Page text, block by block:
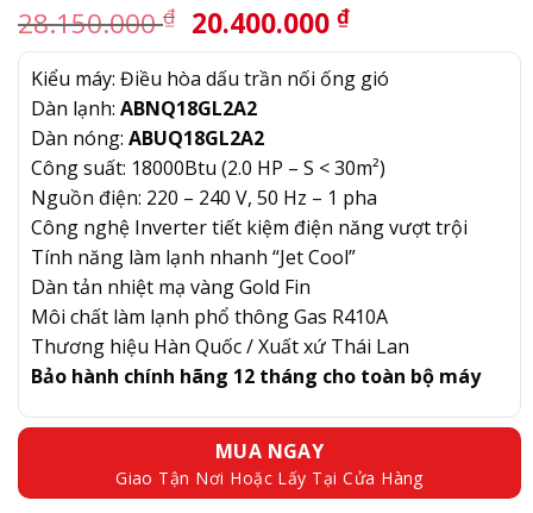
28.150.000₫ Giá
gốc
là:
28.150.000 ₫.
20.400.000 ₫Giá
hiện
tại
Kiểu máy: Điều hòa dấu trần nối ống gió
Dàn lạnh: ABNQ18GL2A2
Dàn nóng: ABUQ18GL2A2
Công suất: 18000Btu (2.0 HP – S < 30m²)
Nguồn điện: 220 – 240 V, 50 Hz – 1 pha
Công nghệ Inverter tiết kiệm điện năng vượt trội
Tính năng làm lạnh nhanh “Jet Cool”
Dàn tản nhiệt mạ vàng Gold Fin
Môi chất làm lạnh phổ thông Gas R410A
Thương hiệu Hàn Quốc / Xuất xứ Thái Lan
Bảo hành chính hãng 12 tháng cho toàn bộ máy
MUA NGAY
Giao Tận Nơi Hoặc Lấy Tại Cửa Hàng